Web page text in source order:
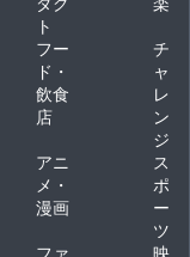
ト
フー
ド・
飲食
店
チ
ャ
レ
ン
ジ
アニ
メ・
漫画
ス
ポ
ー
ツ